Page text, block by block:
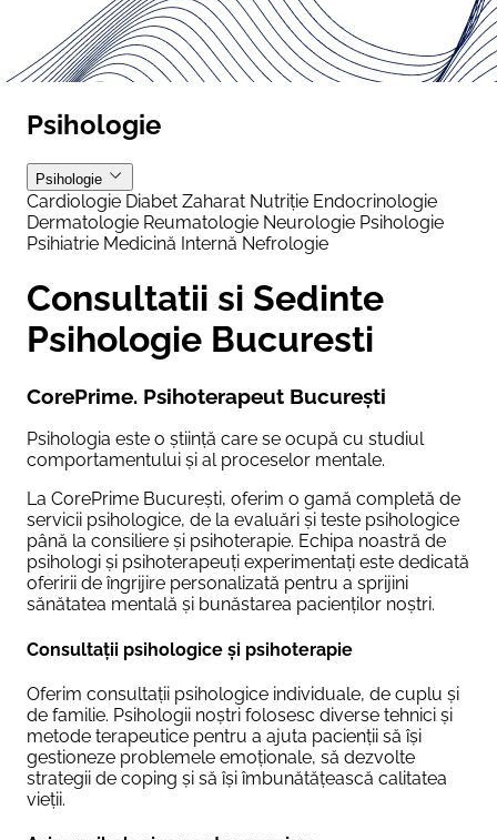
Psihologie
Psihologie
Cardiologie Diabet Zaharat Nutriție Endocrinologie
Dermatologie Reumatologie Neurologie Psihologie
Psihiatrie Medicină Internă Nefrologie
Consultatii si Sedinte
Psihologie Bucuresti
CorePrime. Psihoterapeut București
Psihologia este o știință care se ocupă cu studiul
comportamentului și al proceselor mentale.
La CorePrime București, oferim o gamă completă de
servicii psihologice, de la evaluări și teste psihologice
până la consiliere și psihoterapie. Echipa noastră de
psihologi și psihoterapeuți experimentați este dedicată
oferirii de îngrijire personalizată pentru a sprijini
sănătatea mentală și bunăstarea pacienților noștri.
Consultații psihologice și psihoterapie
Oferim consultații psihologice individuale, de cuplu și
de familie. Psihologii noștri folosesc diverse tehnici și
metode terapeutice pentru a ajuta pacienții să își
gestioneze problemele emoționale, să dezvolte
strategii de coping și să își îmbunătățească calitatea
vieții.